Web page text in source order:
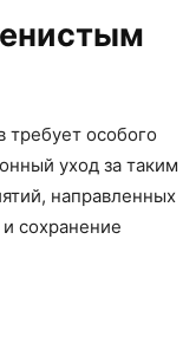
требует особого
уход за таким
направленных
сохранение